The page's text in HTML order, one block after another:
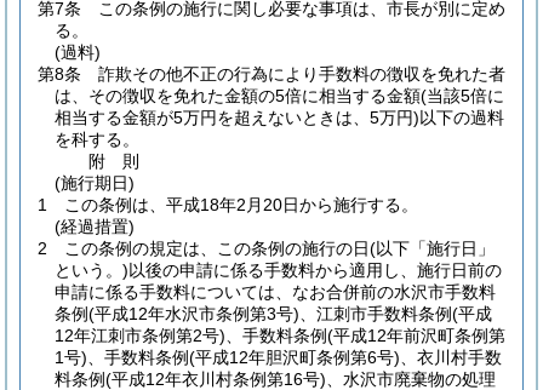
第7条
この条例の施行に関し必要な事項は、市長が別に定め
る。
(過料)
第8条
詐欺その他不正の行為により手数料の徴収を免れた者
は、その徴収を免れた金額の5倍に相当する金額(当該5倍に
相当する金額が5万円を超えないときは、5万円)以下の過料
を科する。
附 則
(施行期日)
1
この条例は、平成18年2月20日から施行する。
(経過措置)
2
この条例の規定は、この条例の施行の日(以下「施行日」
という。)以後の申請に係る手数料から適用し、施行日前の
申請に係る手数料については、なお合併前の水沢市手数料
条例(平成12年水沢市条例第3号) 、江刺市手数料条例(平成
12年江刺市条例第2号) 、手数料条例(平成12年前沢町条例第
1号) 、手数料条例(平成12年胆沢町条例第6号) 、衣川村手数
料条例(平成12年衣川村条例第16号) 、水沢市廃棄物の処理